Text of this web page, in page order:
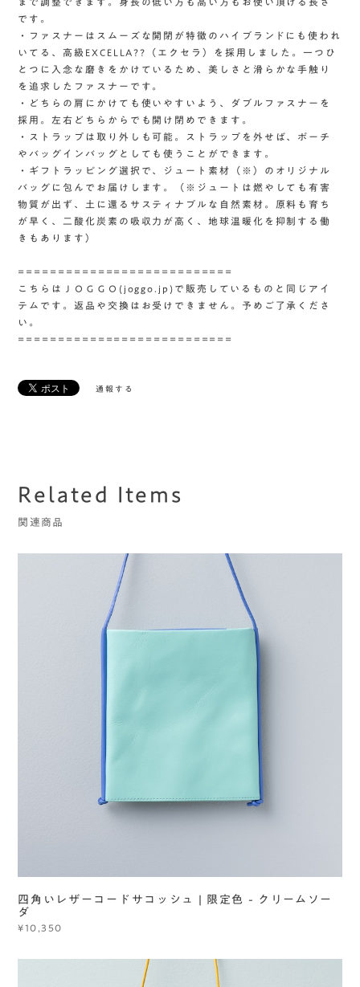
です。
・ファスナーはスムーズな開閉が特徴のハイブランドにも使われ
いてる、高級EXCELLA??（エクセラ）を採用しました。一つひ
とつに入念な磨きをかけているため、美しさと滑らかな手触り
を追求したファスナーです。
・どちらの肩にかけても使いやすいよう、ダブルファスナーを
採用。左右どちらからでも開け閉めできます。
・ストラップは取り外しも可能。ストラップを外せば、ポーチ
やバッグインバッグとしても使うことができます。
・ギフトラッピング選択で、ジュート素材（※）のオリジナル
バッグに包んでお届けします。（※ジュートは燃やしても有害
物質が出ず、土に還るサスティナブルな自然素材。原料も育ち
が早く、二酸化炭素の吸収力が高く、地球温暖化を抑制する働
きもあります）
===========================
こちらはＪＯＧＧＯ(joggo.jp)で販売しているものと同じアイ
テムです。返品や交換はお受けできません。予めご了承くださ
い。
===========================
通報する
Related Items
関連商品
四角いレザーコードサコッシュ | 限定色 - クリームソー
ダ
¥10,350